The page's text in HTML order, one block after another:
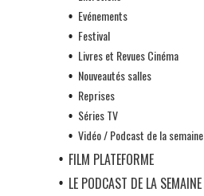
Evénements
Festival
Livres et Revues Cinéma
Nouveautés salles
Reprises
Séries TV
Vidéo / Podcast de la semaine
FILM PLATEFORME
LE PODCAST DE LA SEMAINE